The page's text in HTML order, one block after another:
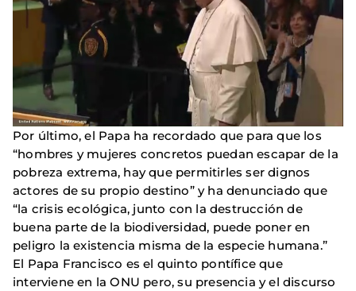
Por último, el Papa ha recordado que para que los
“hombres y mujeres concretos puedan escapar de la
pobreza extrema, hay que permitirles ser dignos
actores de su propio destino” y ha denunciado que
“la crisis ecológica, junto con la destrucción de
buena parte de la biodiversidad, puede poner en
peligro la existencia misma de la especie humana.”
El Papa Francisco es el quinto pontífice que
interviene en la ONU pero, su presencia y el discurso